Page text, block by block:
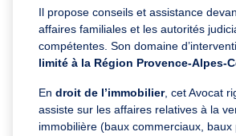
Il propose conseils et assistance
affaires familiales et les autorités
compétentes. Son domaine
limité à la Région Provence-Alpes-
En droit de l’immobilier, cet Avocat
assiste sur les affaires relatives à la
immobilière (baux commerciaux, baux